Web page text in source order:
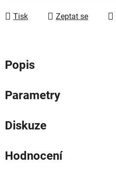
Tisk
Zeptat se
Popis
Parametry
Diskuze
Hodnocení